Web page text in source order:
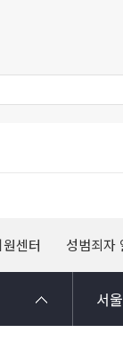
센터 성범죄자
서